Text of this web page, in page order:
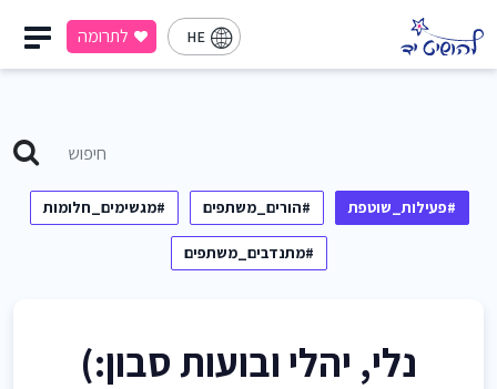
HE לתרומה
#פעילות_שוטפת #הורים_משתפים #מגשימים_חלומות
#מתנדבים_משתפים
נלי, יהלי ובועות סבון:)